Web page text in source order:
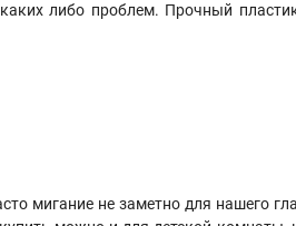
либо проблем. Прочный
мигание не заметно для нашего